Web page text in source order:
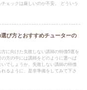
ェックは厳しいのか不安。 どういう
び方とおすすめチューターの
に向けた失敗しない講師の特徴5選を
方の中には講師をどのように選べば
でしょうか。失敗しない講師の特徴
るように、是非準備をしてみて下さ